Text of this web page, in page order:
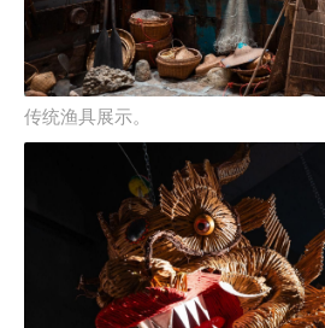
传统渔具展示。